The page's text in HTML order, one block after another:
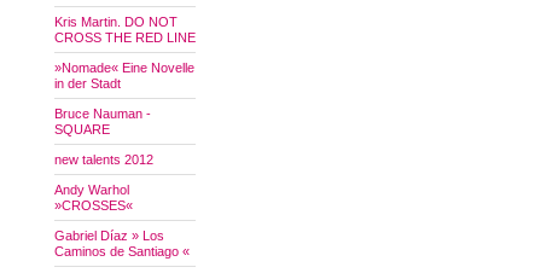
Kris Martin. DO NOT
CROSS THE RED LINE
»Nomade« Eine Novelle
in der Stadt
Bruce Nauman -
SQUARE
new talents 2012
Andy Warhol
»CROSSES«
Gabriel Díaz » Los
Caminos de Santiago «